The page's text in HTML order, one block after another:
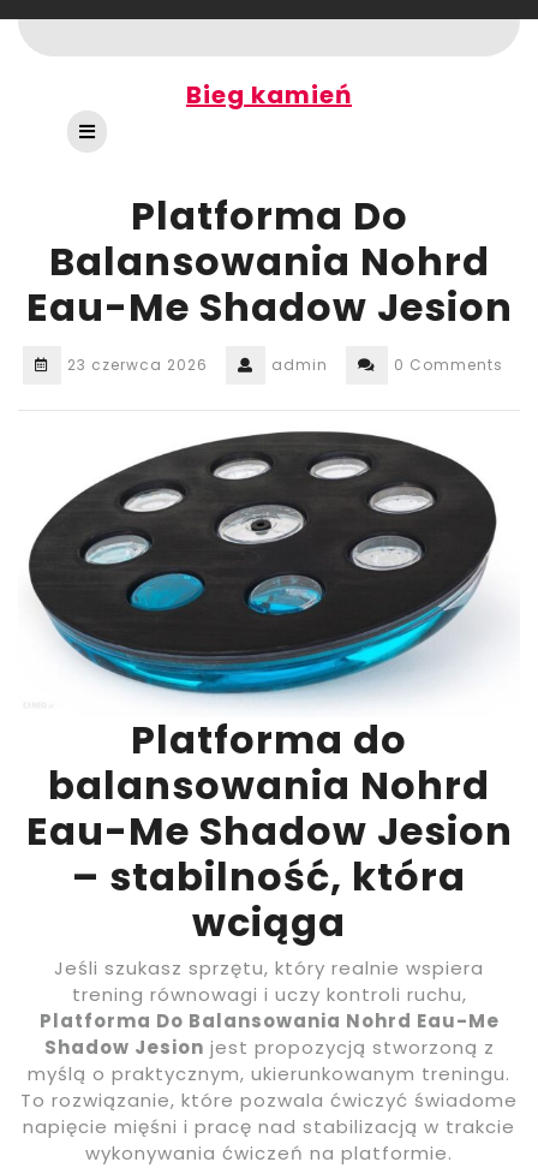
to
content
Bieg kamień
Open
Button
Platforma Do
Balansowania Nohrd
Eau-Me Shadow Jesion
23 czerwca 2026 admin 0 Comments
Platforma do
balansowania Nohrd
Eau-Me Shadow Jesion
– stabilność, która
wciąga
Jeśli szukasz sprzętu, który realnie wspiera
trening równowagi i uczy kontroli ruchu,
Platforma Do Balansowania Nohrd Eau-Me
Shadow Jesion jest propozycją stworzoną z
myślą o praktycznym, ukierunkowanym treningu.
To rozwiązanie, które pozwala ćwiczyć świadome
napięcie mięśni i pracę nad stabilizacją w trakcie
wykonywania ćwiczeń na platformie.